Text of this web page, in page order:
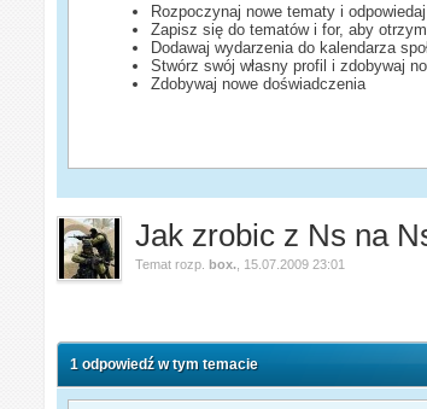
Rozpoczynaj nowe tematy i
Zapisz się do tematów i for, aby
Dodawaj wydarzenia do kalendarza
Stwórz swój własny profil i zdobywaj
Zdobywaj nowe doświadczenia
Jak zrobic z Ns na
Temat rozp. box. 15.07.2009 23:01
1 odpowiedź w tym temacie